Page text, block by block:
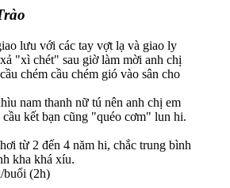
lưu với các tay vợt lạ và giao ly
"xì chét" sau giờ làm mời anh chị
chém cầu chém gió vào sân cho
nam thanh nữ tú nên anh chị em
cầu kết bạn cũng "quéo cơm" lun hi.
từ 2 đến 4 năm hi, chắc trung bình
kha khá xíu.
buổi (2h)